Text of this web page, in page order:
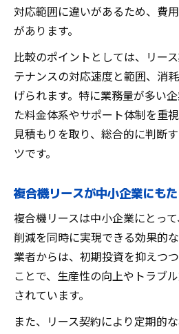
対応範囲に違いがあるため、費
があります。
比較のポイントとしては、リー
テナンスの対応速度と範囲、消
げられます。特に業務量が多い
た料金体系やサポート体制を重
見積もりを取り、総合的に判断
ツです。
複合機リースが中小企業にも
複合機リースは中小企業にとっ
削減を同時に実現できる効果的
業者からは、初期投資を抑えつ
ことで、生産性の向上やトラブ
されています。
また、リース契約により定期的